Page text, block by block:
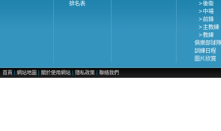
排名表
後衛
中場
前鋒
主教練
教練
俱樂部球
訓練日程
圖片欣賞
首頁 | 網站地圖 | 關於使用網站 | 隱私政策 | 聯絡我們